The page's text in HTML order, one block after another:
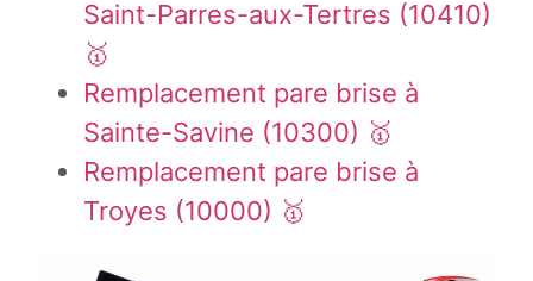
Saint-Parres-aux-Tertres (10410)
🥇
Remplacement pare brise à
Sainte-Savine (10300) 🥇
Remplacement pare brise à
Troyes (10000) 🥇